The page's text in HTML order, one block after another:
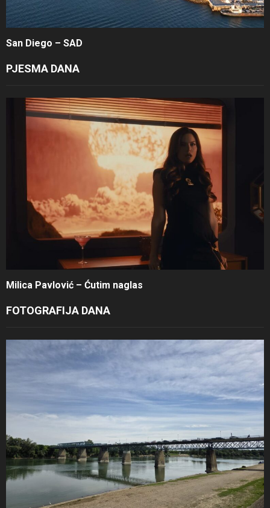
San Diego – SAD
PJESMA DANA
Milica Pavlović – Ćutim naglas
FOTOGRAFIJA DANA